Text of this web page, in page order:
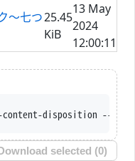
～七つ25.45
KiB
13 May
2024
12:00:11
--trust-server-names --iri
selected (0)